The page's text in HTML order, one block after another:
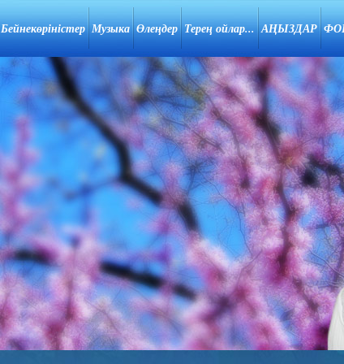
Бейнекөріністер Музыка Өлеңдер Терең ойлар... АҢЫЗДАР